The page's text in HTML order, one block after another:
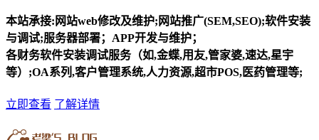
本站承接:网站web修改及维护;网站推广(SEM,SEO);软件安装
与调试;服务器部署；APP开发与维护；
各财务软件安装调试服务（如,金蝶,用友,管家婆,速达,星宇
等）;OA系列,客户管理系统,人力资源,超市POS,医药管理等;
立即查看 了解详情